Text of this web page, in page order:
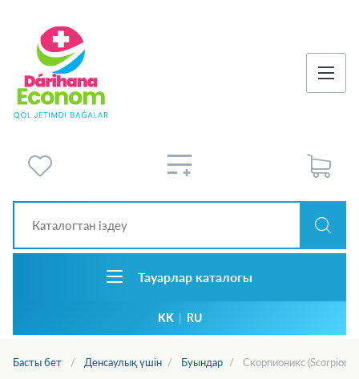
Тауарлар каталогы
KK | RU
Басты бет Денсаулық үшін Буындар Скорпионикс